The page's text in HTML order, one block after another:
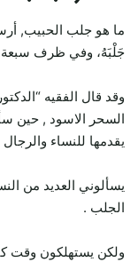
ما هو جلب الحبيب,
جَلْبَهُ، وفي ظرف سبعة
وقد قال الفقيه
السحر الاسود , حين
يقدمها للنساء والرجال
يسألوني العديد من
الجلب .
ولكن يستهلكون وقت